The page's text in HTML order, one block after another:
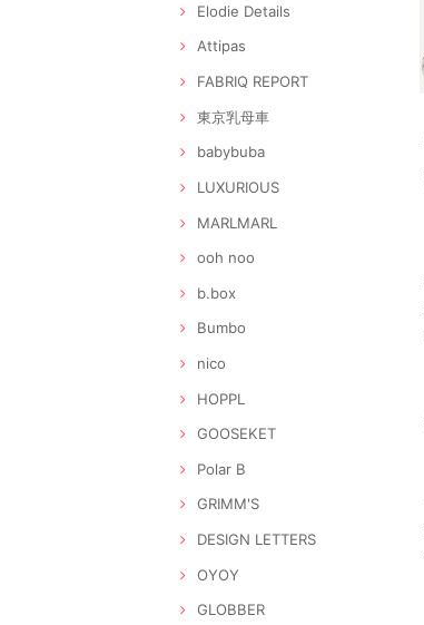
Elodie Details
Attipas
FABRIQ REPORT
東京乳母車
babybuba
LUXURIOUS
MARLMARL
ooh noo
b.box
Bumbo
nico
HOPPL
GOOSEKET
Polar B
GRIMM'S
DESIGN LETTERS
OYOY
GLOBBER